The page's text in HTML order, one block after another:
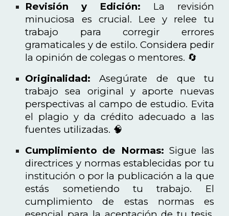
Revisión y Edición: La revisión
minuciosa es crucial. Lee y relee tu
trabajo para corregir errores
gramaticales y de estilo. Considera pedir
la opinión de colegas o mentores. 🔄
Originalidad: Asegúrate de que tu
trabajo sea original y aporte nuevas
perspectivas al campo de estudio. Evita
el plagio y da crédito adecuado a las
fuentes utilizadas. 🧠
Cumplimiento de Normas: Sigue las
directrices y normas establecidas por tu
institución o por la publicación a la que
estás sometiendo tu trabajo. El
cumplimiento de estas normas es